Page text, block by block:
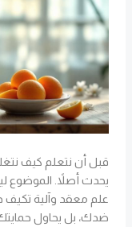
قبل أن نتعلم كيف
يحدث أصلاً. الموضوع
علم معقد وآلية
ضدك، بل يحاول